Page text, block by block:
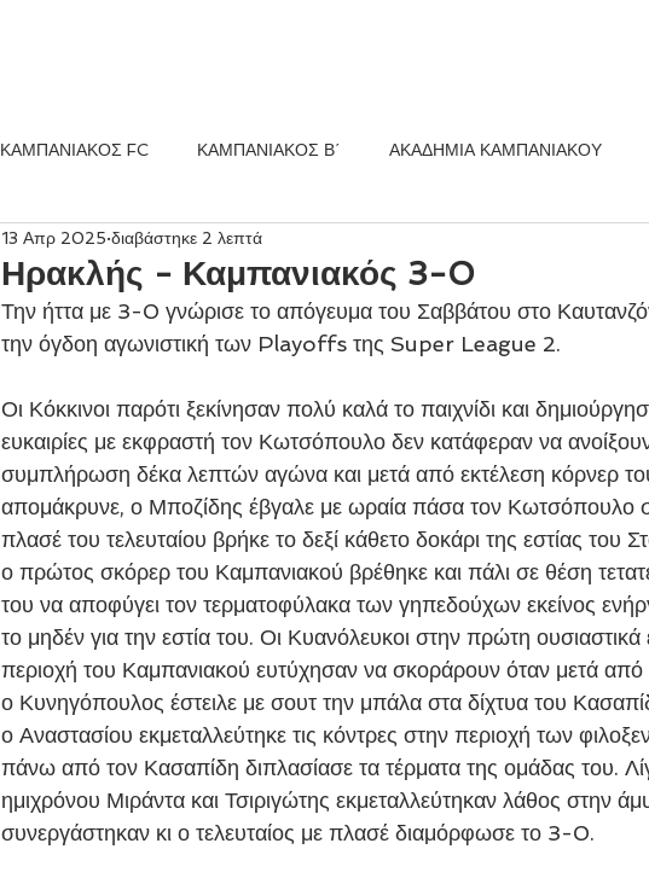
ΚΑΜΠΑΝΙΑΚΟΣ FC ΚΑΜΠΑΝΙΑΚΟΣ Β΄ ΑΚΑΔΗΜΙΑ ΚΑΜΠΑΝΙΑΚΟΥ
Ηρακλής - Καμπανιακός 3-0
13 Απρ 2025 διαβάστηκε 2 λεπτά
Την ήττα με 3-0 γνώρισε το απόγευμα του Σαββάτου στο
την όγδοη αγωνιστική των Playoffs της Super League 2.
Οι Κόκκινοι παρότι ξεκίνησαν πολύ καλά το παιχνίδι και
ευκαιρίες με εκφραστή τον Κωτσόπουλο δεν κατάφεραν να
συμπλήρωση δέκα λεπτών αγώνα και μετά από εκτέλεση κόρνερ
απομάκρυνε, ο Μποζίδης έβγαλε με ωραία πάσα τον Κωτσόπουλο
πλασέ του τελευταίου βρήκε το δεξί κάθετο δοκάρι της εστίας του
ο πρώτος σκόρερ του Καμπανιακού βρέθηκε και πάλι σε θέση
του να αποφύγει τον τερματοφύλακα των γηπεδούχων εκείνος
το μηδέν για την εστία του. Οι Κυανόλευκοι στην πρώτη
περιοχή του Καμπανιακού ευτύχησαν να σκοράρουν όταν μετά από
ο Κυνηγόπουλος έστειλε με σουτ την μπάλα στα δίχτυα του
ο Αναστασίου εκμεταλλεύτηκε τις κόντρες στην περιοχή των
πάνω από τον Κασαπίδη διπλασίασε τα τέρματα της ομάδας του.
ημιχρόνου Μιράντα και Τσιριγώτης εκμεταλλεύτηκαν λάθος στην
συνεργάστηκαν κι ο τελευταίος με πλασέ διαμόρφωσε το 3-0.